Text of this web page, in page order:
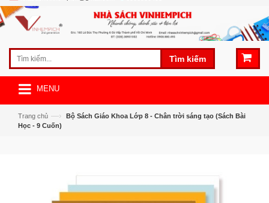
Tìm kiếm
MENU
Trang chủ —›
Bộ Sách Giáo Khoa Lớp 8 - Chân trời sáng tạo (Sách Bài
Học - 9 Cuốn)